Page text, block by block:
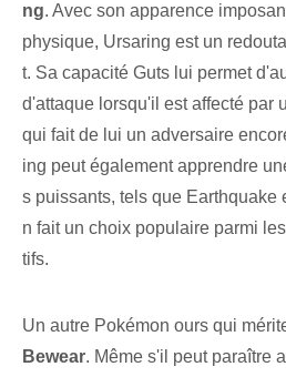
ng. Avec son apparence
physique, Ursaring est un
t. Sa capacité Guts lui permet
d'attaque lorsqu'il est affecté par
qui fait de lui un adversaire
ing peut également apprendre
s puissants, tels que Earthquake
n fait un choix populaire parmi
tifs.
Un autre Pokémon ours qui
Bewear. Même s'il peut paraître